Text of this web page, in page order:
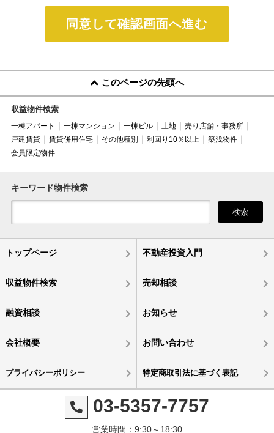
同意して確認画面へ進む
このページの先頭へ
収益物件検索
一棟アパート 一棟マンション 一棟ビル 土地
売り店舗・事務所
戸建賃貸
賃貸併用住宅 その他種別 利回り10％以上
築浅物件
会員限定物件
キーワード物件検索
検索
トップページ 不動産投資入門
収益物件検索 売却相談
融資相談 お知らせ
会社概要 お問い合わせ
プライバシーポリシー 特定商取引法に基づく表記
03-5357-7757
営業時間：9:30～18:30